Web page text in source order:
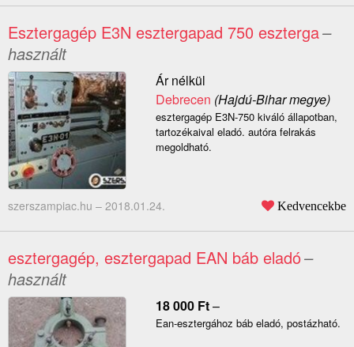
Esztergagép E3N esztergapad 750 eszterga–
használt
Ár nélkül
Debrecen (Hajdú-Bihar megye)
esztergagép E3N-750 kiváló állapotban,
tartozékaival eladó. autóra felrakás
megoldható.
szerszampiac.hu – 2018.01.24. Kedvencekbe
esztergagép, esztergapad EAN báb eladó–
használt
18 000 Ft–
Ean-esztergához báb eladó, postázható.